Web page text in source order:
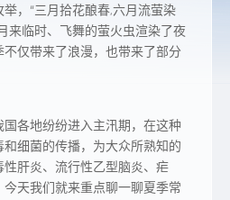
，“三月拾花酿春,六月流萤染
来临时、飞舞的萤火虫渲染了夜
仅带来了浪漫，也带来了部分
各地纷纷进入主汛期，在这种
细菌的传播，为大众所熟知的
肝炎、流行性乙型脑炎、疟
天我们就来重点聊一聊夏季常